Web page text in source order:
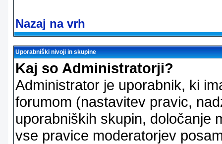
Nazaj na vrh
Uporabniški nivoji in skupine
Kaj so Administratorji?
Administrator je uporabnik, ki
forumom (nastavitev pravic,
uporabniških skupin, določanje
vse pravice moderatorjev